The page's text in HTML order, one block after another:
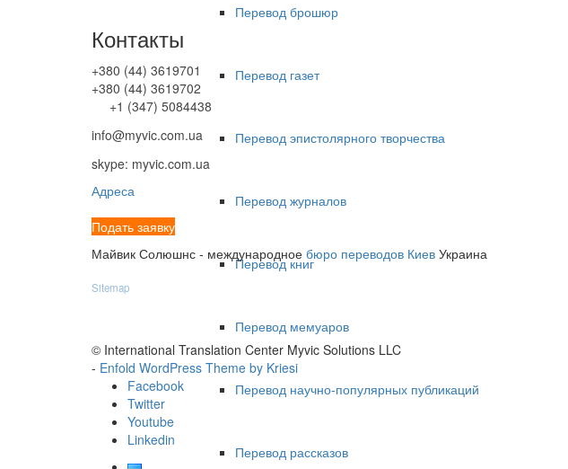
Перевод брошюр
Перевод газет
Перевод эпистолярного творчества
Перевод журналов
Перевод книг
Перевод мемуаров
Перевод научно-популярных публикаций
Перевод рассказов
Контакты
+380 (44) 3619701
+380 (44) 3619702
+1 (347) 5084438
info@myvic.com.ua
skype: myvic.com.ua
Адреса
Подать заявку
Майвик Солюшнс - международное бюро переводов Киев Украина
Sitemap
© International Translation Center Myvic Solutions LLC
- Enfold WordPress Theme by Kriesi
Facebook
Twitter
Youtube
Linkedin